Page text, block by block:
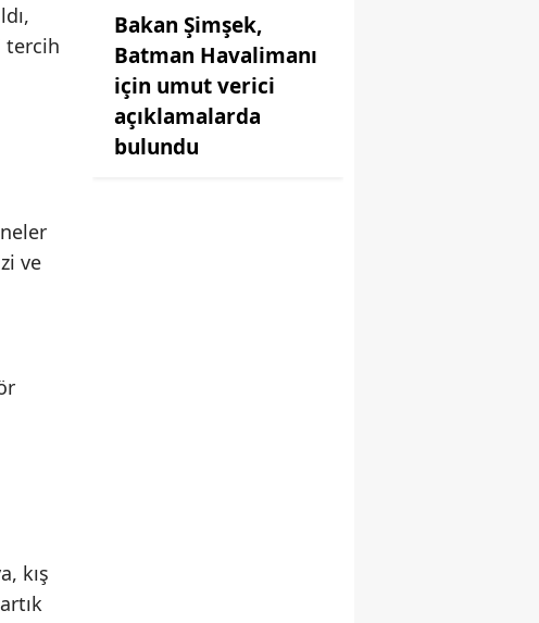
tercih
ve
kış
Bakan Şimşek,
Batman Havalimanı
için umut verici
açıklamalarda
bulundu